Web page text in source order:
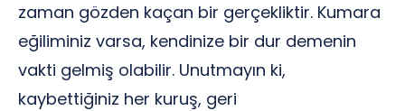
zaman gözden kaçan bir gerçekliktir. Kumara
eğiliminiz varsa, kendinize bir dur demenin
vakti gelmiş olabilir. Unutmayın ki,
kaybettiğiniz her kuruş, geri